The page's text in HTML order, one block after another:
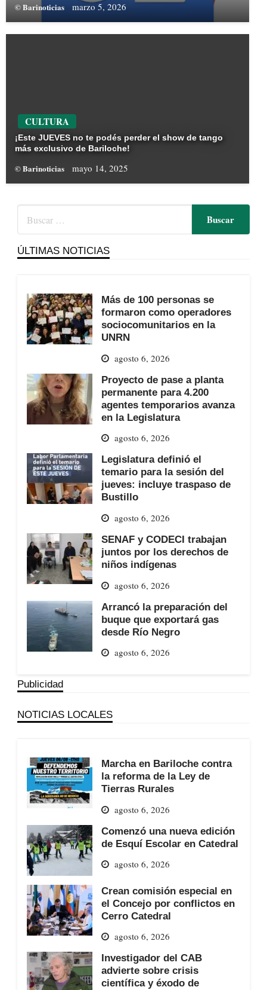
© Barinoticias marzo 5, 2026
CULTURA
¡Este JUEVES no te podés perder el show de tango
más exclusivo de Bariloche!
© Barinoticias mayo 14, 2025
ÚLTIMAS NOTICIAS
Más de 100 personas se
formaron como operadores
sociocomunitarios en la
UNRN
agosto 6, 2026
Proyecto de pase a planta
permanente para 4.200
agentes temporarios avanza
en la Legislatura
agosto 6, 2026
Legislatura definió el
temario para la sesión del
jueves: incluye traspaso de
Bustillo
agosto 6, 2026
SENAF y CODECI trabajan
juntos por los derechos de
niños indígenas
agosto 6, 2026
Arrancó la preparación del
buque que exportará gas
desde Río Negro
agosto 6, 2026
Publicidad
NOTICIAS LOCALES
Marcha en Bariloche contra
la reforma de la Ley de
Tierras Rurales
agosto 6, 2026
Comenzó una nueva edición
de Esquí Escolar en Catedral
agosto 6, 2026
Crean comisión especial en
el Concejo por conflictos en
Cerro Catedral
agosto 6, 2026
Investigador del CAB
advierte sobre crisis
científica y éxodo de